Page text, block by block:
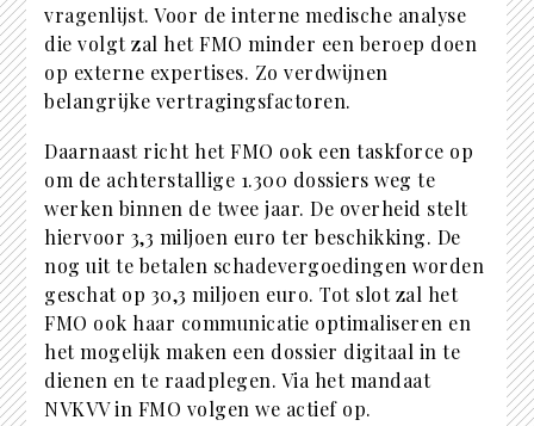
vragenlijst. Voor de interne medische analyse
die volgt zal het FMO minder een beroep doen
op externe expertises. Zo verdwijnen
belangrijke vertragingsfactoren.
Daarnaast richt het FMO ook een taskforce op
om de achterstallige 1.300 dossiers weg te
werken binnen de twee jaar. De overheid stelt
hiervoor 3,3 miljoen euro ter beschikking. De
nog uit te betalen schadevergoedingen worden
geschat op 30,3 miljoen euro. Tot slot zal het
FMO ook haar communicatie optimaliseren en
het mogelijk maken een dossier digitaal in te
dienen en te raadplegen. Via het mandaat
NVKVV in FMO volgen we actief op.